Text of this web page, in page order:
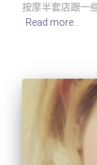
按摩半套店跟一
Read more…